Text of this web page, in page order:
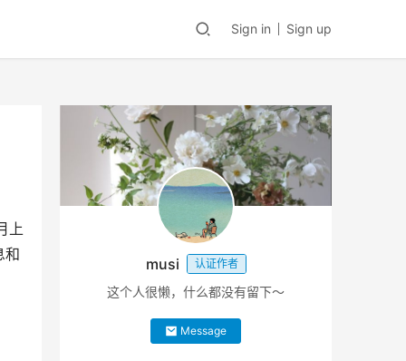
Sign in Sign up
上
和
musi 认证作者
这个人很懒，什么都没有留下～
Message